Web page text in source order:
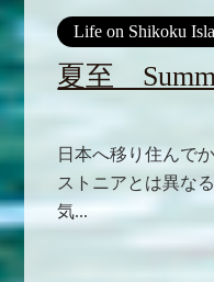
Life on Shikoku
夏至
日本へ移り住んで
ストニアとは異な
気...